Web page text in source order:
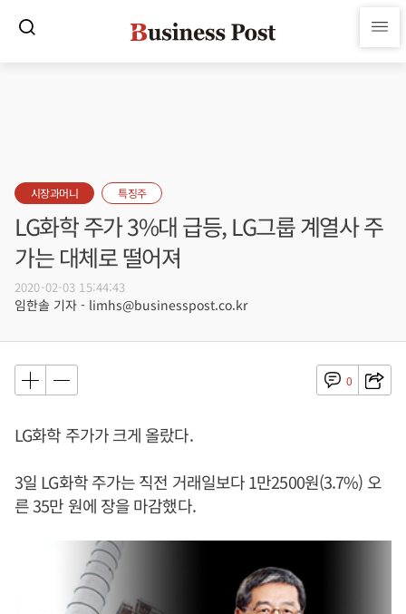
시장과머니 특징주
LG화학 주가 3%대 급등, LG그룹 계열사 주
가는 대체로 떨어져
2020-02-03 15:44:43
임한솔 기자 - limhs@businesspost.co.kr
0
LG화학 주가가 크게 올랐다.
3일 LG화학 주가는 직전 거래일보다 1만2500원(3.7%) 오
른 35만 원에 장을 마감했다.